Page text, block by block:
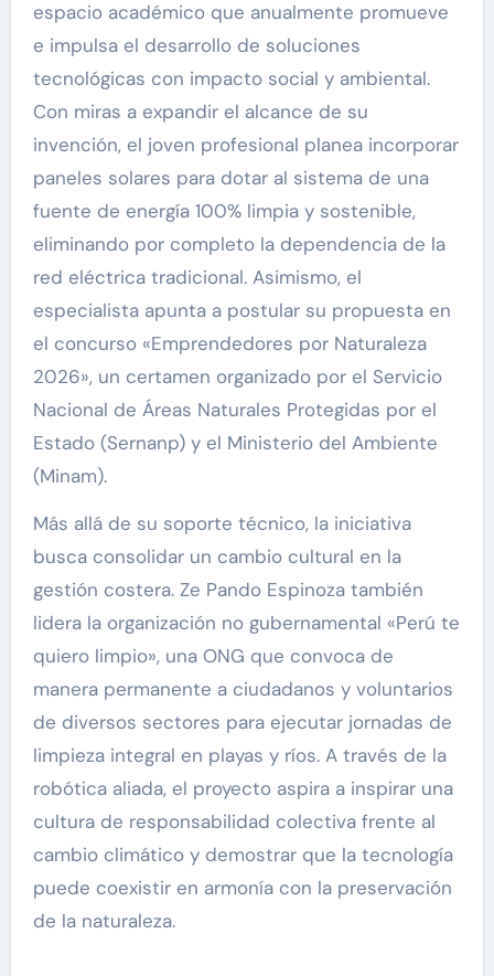
espacio académico que anualmente promueve
e impulsa el desarrollo de soluciones
tecnológicas con impacto social y ambiental.
Con miras a expandir el alcance de su
invención, el joven profesional planea incorporar
paneles solares para dotar al sistema de una
fuente de energía 100% limpia y sostenible,
eliminando por completo la dependencia de la
red eléctrica tradicional. Asimismo, el
especialista apunta a postular su propuesta en
el concurso «Emprendedores por Naturaleza
2026», un certamen organizado por el Servicio
Nacional de Áreas Naturales Protegidas por el
Estado (Sernanp) y el Ministerio del Ambiente
(Minam).
Más allá de su soporte técnico, la iniciativa
busca consolidar un cambio cultural en la
gestión costera. Ze Pando Espinoza también
lidera la organización no gubernamental «Perú te
quiero limpio», una ONG que convoca de
manera permanente a ciudadanos y voluntarios
de diversos sectores para ejecutar jornadas de
limpieza integral en playas y ríos. A través de la
robótica aliada, el proyecto aspira a inspirar una
cultura de responsabilidad colectiva frente al
cambio climático y demostrar que la tecnología
puede coexistir en armonía con la preservación
de la naturaleza.